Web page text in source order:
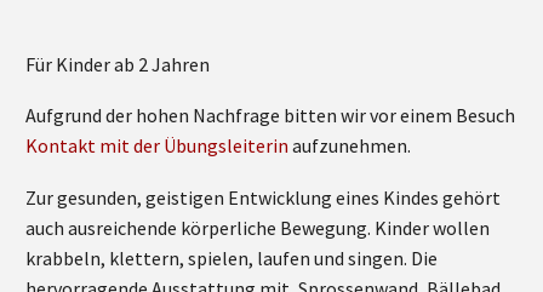
Für Kinder ab 2 Jahren
Aufgrund der hohen Nachfrage bitten wir vor einem Besuch
Kontakt mit der Übungsleiterin aufzunehmen.
Zur gesunden, geistigen Entwicklung eines Kindes gehört
auch ausreichende körperliche Bewegung. Kinder wollen
krabbeln, klettern, spielen, laufen und singen. Die